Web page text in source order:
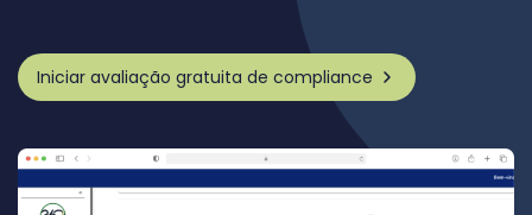
Iniciar avaliação gratuita de compliance